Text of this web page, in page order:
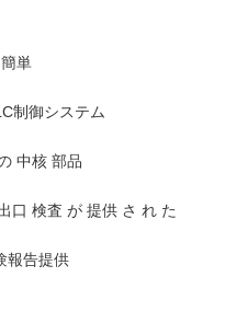
単
制御システム
中核 部品
口 検査 が 提供 さ れ た
報告提供